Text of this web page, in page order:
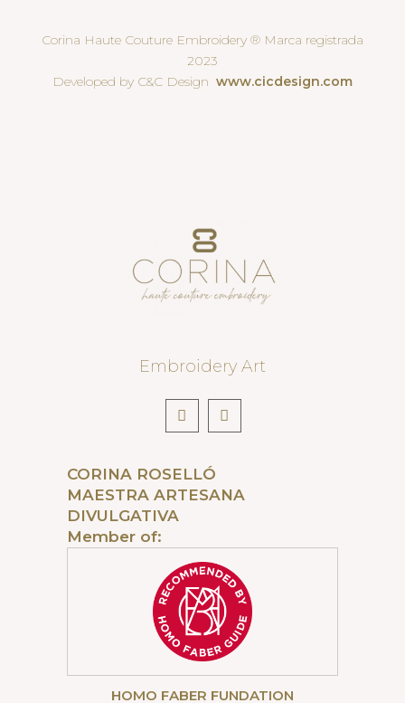
Corina Haute Couture Embroidery ® Marca registrada
2023
Developed by C&C Design www.cicdesign.com
Embroidery Art
CORINA ROSELLÓ
MAESTRA ARTESANA
DIVULGATIVA
Member of:
HOMO FABER FUNDATION